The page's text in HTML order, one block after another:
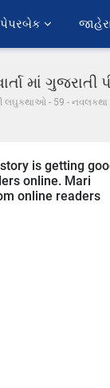
પેપરબેક
માં ગુજરાતી
લઘુકથાઓ - 59 - નવલકથા
is getting
online. Mari
online readers